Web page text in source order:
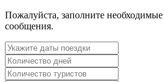
Пожалуйста, заполните
сообщения.